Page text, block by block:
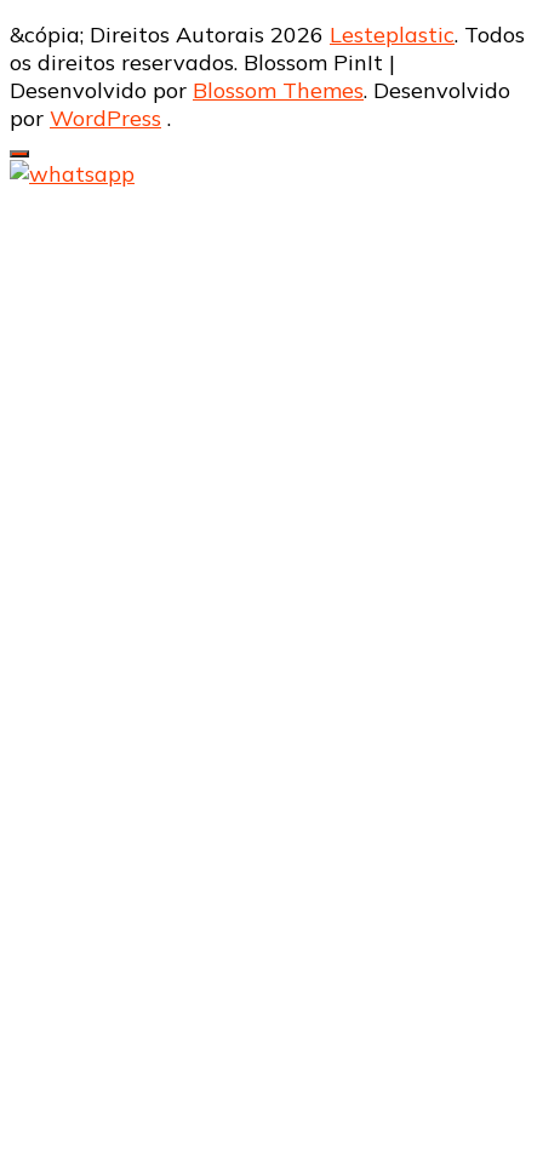
&cópia; Direitos Autorais 2026 Lesteplastic. Todos
os direitos reservados. Blossom PinIt |
Desenvolvido por Blossom Themes. Desenvolvido
por WordPress .